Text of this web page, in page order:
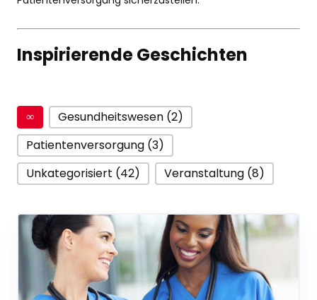
Inspirierende Geschichten
∞
Gesundheitswesen (2)
Patientenversorgung (3)
Unkategorisiert (42)
Veranstaltung (8)